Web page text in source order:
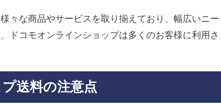
々な商品やサービスを取り揃えており、幅広いニー
ドコモオンラインショップは多くのお客様に利用さ
送料の注意点